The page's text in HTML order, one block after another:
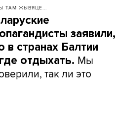
ТАМ ЖЫВЯЦЕ...
заявили,
в странах Балтии
отдыхать. Мы
так ли это